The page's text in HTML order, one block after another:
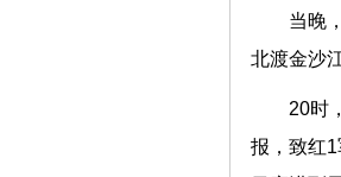
当晚
北渡金沙
20时
报，致红